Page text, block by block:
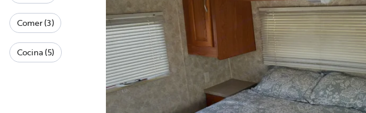
Comer (3)
Cocina (5)